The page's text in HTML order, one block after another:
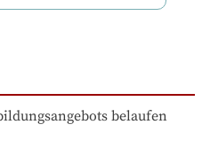
belaufen